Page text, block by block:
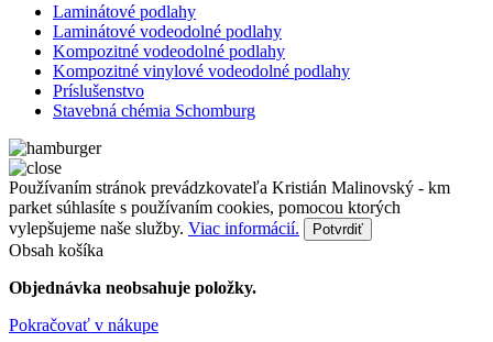
Laminátové podlahy
Laminátové vodeodolné podlahy
Kompozitné vodeodolné podlahy
Kompozitné vinylové vodeodolné podlahy
Príslušenstvo
Stavebná chémia Schomburg
Používaním stránok prevádzkovateľa Kristián Malinovský - km
parket súhlasíte s používaním cookies, pomocou ktorých
vylepšujeme naše služby. Viac informácií. Potvrdiť
Obsah košíka
Objednávka neobsahuje položky.
Pokračovať v nákupe